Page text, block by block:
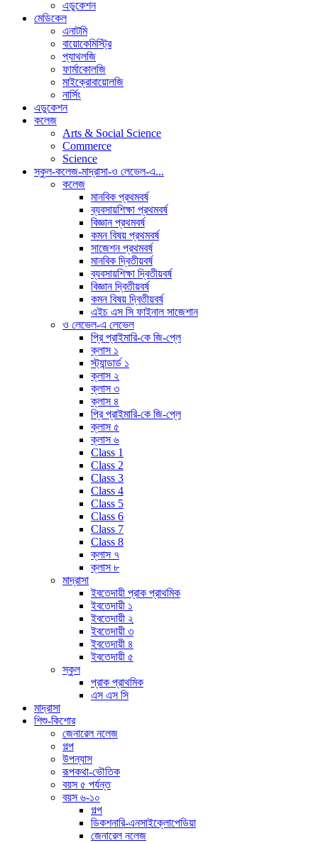
এডুকেশন
মেডিকেল
এনাটমি
বায়োকেমিস্ট্রি
প্যাথলজি
ফার্মাকোলজি
মাইক্রোবায়োলজি
নার্সিং
এডুকেশন
কলেজ
Arts & Social Science
Commerce
Science
স্কুল-কলেজ-মাদ্রাসা-ও লেভেল-এ...
কলেজ
মানবিক প্রথমবর্ষ
ব্যবসায়শিক্ষা প্রথমবর্ষ
বিজ্ঞান প্রথমবর্ষ
কমন বিষয় প্রথমবর্ষ
সাজেশন প্রথমবর্ষ
মানবিক দ্বিতীয়বর্ষ
ব্যবসায়শিক্ষা দ্বিতীয়বর্ষ
বিজ্ঞান দ্বিতীয়বর্ষ
কমন বিষয় দ্বিতীয়বর্ষ
এইচ এস সি ফাইনাল সাজেশান
ও লেভেল-এ লেভেল
প্রি প্রাইমারি-কে জি-প্লে
ক্লাস ১
স্ট্যান্ডার্ড ১
ক্লাস ২
ক্লাস ৩
ক্লাস ৪
প্রি প্রাইমারি-কে জি-প্লে
ক্লাস ৫
ক্লাস ৬
Class 1
Class 2
Class 3
Class 4
Class 5
Class 6
Class 7
Class 8
ক্লাস ৭
ক্লাস ৮
মাদ্রাসা
ইবতেদায়ী প্রাক প্রাথমিক
ইবতেদায়ী ১
ইবতেদায়ী ২
ইবতেদায়ী ৩
ইবতেদায়ী ৪
ইবতেদায়ী ৫
স্কুল
প্রাক প্রাথমিক
এস এস সি
মাদ্রাসা
শিশু-কিশোর
জেনারেল নলেজ
গল্প
উপন্যাস
রূপকথা-ভৌতিক
বয়স ৫ পর্যন্ত
বয়স ৬-১০
গল্প
ডিকশনারি-এনসাইক্লোপেডিয়া
জেনারেল নলেজ